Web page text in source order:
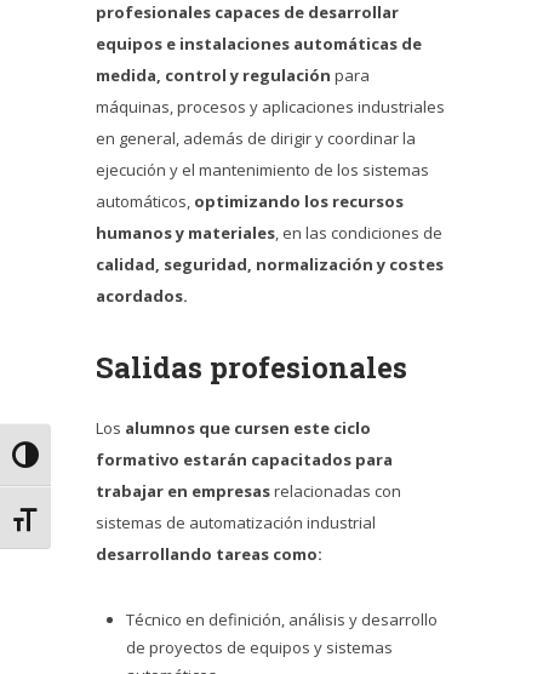
Alternar alto contraste
Alternar tamaño de letra
profesionales capaces de desarrollar
equipos e instalaciones automáticas de
medida, control y regulación para
máquinas, procesos y aplicaciones industriales
en general, además de dirigir y coordinar la
ejecución y el mantenimiento de los sistemas
automáticos, optimizando los recursos
humanos y materiales, en las condiciones de
calidad, seguridad, normalización y costes
acordados.
Salidas profesionales
Los alumnos que cursen este ciclo
formativo estarán capacitados para
trabajar en empresasrelacionadas con
sistemas de automatización industrial
desarrollando tareas como:
Técnico en definición, análisis y desarrollo
de proyectos de equipos y sistemas